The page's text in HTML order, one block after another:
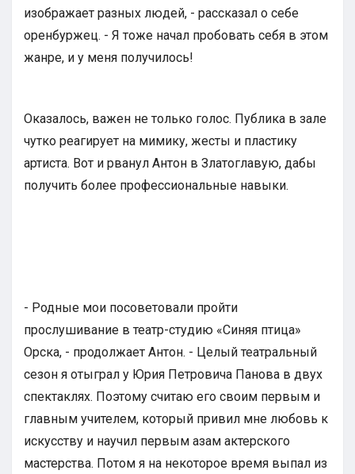
изображает разных людей, - рассказал о себе
оренбуржец. - Я тоже начал пробовать себя в этом
жанре, и у меня получилось!
Оказалось, важен не только голос. Публика в зале
чутко реагирует на мимику, жесты и пластику
артиста. Вот и рванул Антон в Златоглавую, дабы
получить более профессиональные навыки.
- Родные мои посоветовали пройти
прослушивание в театр-студию «Синяя птица»
Орска, - продолжает Антон. - Целый театральный
сезон я отыграл у Юрия Петровича Панова в двух
спектаклях. Поэтому считаю его своим первым и
главным учителем, который привил мне любовь к
искусству и научил первым азам актерского
мастерства. Потом я на некоторое время выпал из